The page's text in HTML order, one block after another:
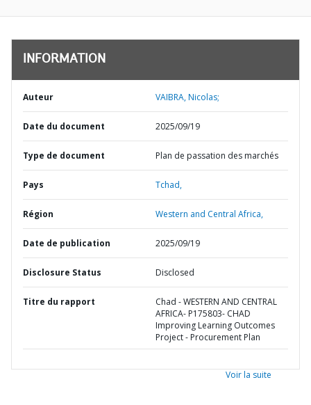
INFORMATION
Auteur VAIBRA, Nicolas;
Date du document 2025/09/19
Type de document Plan de passation des marchés
Pays Tchad,
Région Western and Central Africa,
Date de publication 2025/09/19
Disclosure Status Disclosed
Titre du rapport
Chad - WESTERN AND CENTRAL
AFRICA- P175803- CHAD
Improving Learning Outcomes
Project - Procurement Plan
Voir la suite